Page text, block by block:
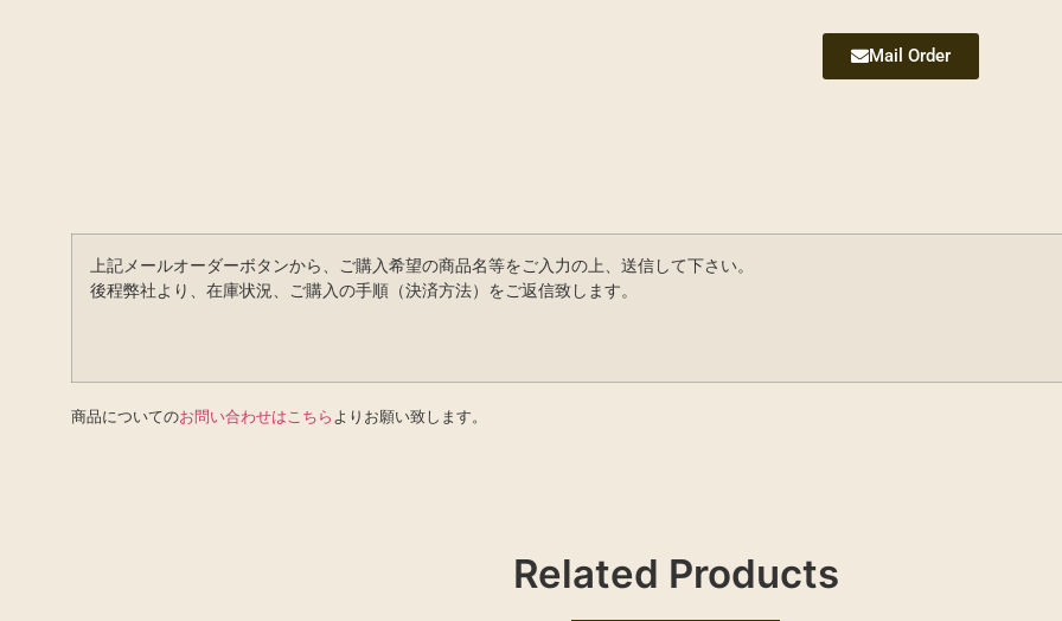
Mail Order
上記メールオーダーボタンから、ご購入希望の商品名等をご入力の上、送信して下さい。
後程弊社より、在庫状況、ご購入の手順（決済方法）をご返信致します。
商品についてのお問い合わせはこちらよりお願い致します。
Related Products